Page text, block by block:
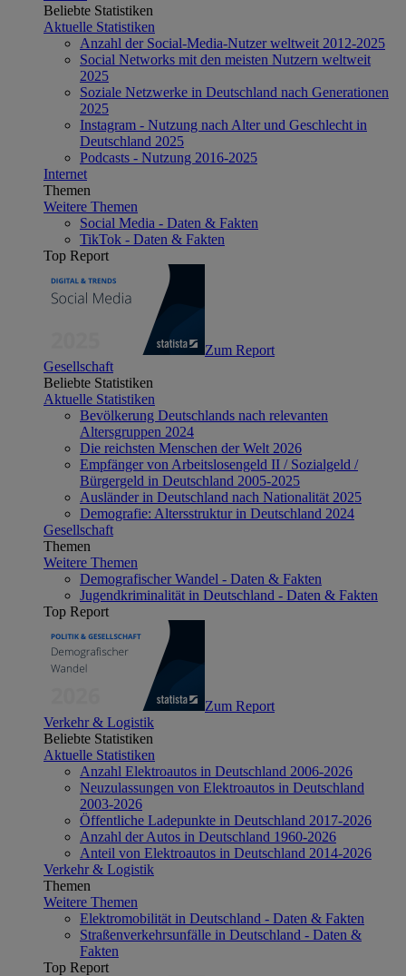
Beliebte Statistiken
Aktuelle Statistiken
Anzahl der Social-Media-Nutzer weltweit 2012-2025
Social Networks mit den meisten Nutzern weltweit
2025
Soziale Netzwerke in Deutschland nach Generationen
2025
Instagram - Nutzung nach Alter und Geschlecht in
Deutschland 2025
Podcasts - Nutzung 2016-2025
Internet
Themen
Weitere Themen
Social Media - Daten & Fakten
TikTok - Daten & Fakten
Top Report
Zum Report
Gesellschaft
Beliebte Statistiken
Aktuelle Statistiken
Bevölkerung Deutschlands nach relevanten
Altersgruppen 2024
Die reichsten Menschen der Welt 2026
Empfänger von Arbeitslosengeld II / Sozialgeld /
Bürgergeld in Deutschland 2005-2025
Ausländer in Deutschland nach Nationalität 2025
Demografie: Altersstruktur in Deutschland 2024
Gesellschaft
Themen
Weitere Themen
Demografischer Wandel - Daten & Fakten
Jugendkriminalität in Deutschland - Daten & Fakten
Top Report
Zum Report
Verkehr & Logistik
Beliebte Statistiken
Aktuelle Statistiken
Anzahl Elektroautos in Deutschland 2006-2026
Neuzulassungen von Elektroautos in Deutschland
2003-2026
Öffentliche Ladepunkte in Deutschland 2017-2026
Anzahl der Autos in Deutschland 1960-2026
Anteil von Elektroautos in Deutschland 2014-2026
Verkehr & Logistik
Themen
Weitere Themen
Elektromobilität in Deutschland - Daten & Fakten
Straßenverkehrsunfälle in Deutschland - Daten &
Fakten
Top Report